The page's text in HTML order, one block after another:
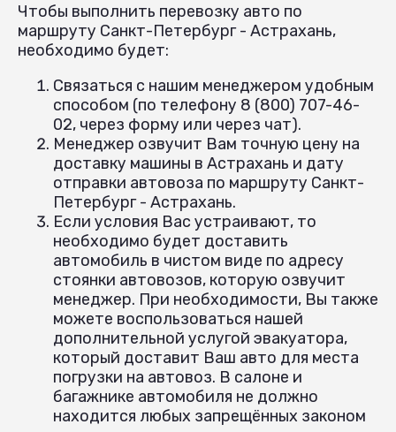
Чтобы выполнить перевозку авто по
маршруту Санкт-Петербург - Астрахань,
необходимо будет:
Связаться с нашим менеджером удобным
способом (по телефону 8 (800) 707-46-
02, через форму или через чат).
Менеджер озвучит Вам точную цену на
доставку машины в Астрахань и дату
отправки автовоза по маршруту Санкт-
Петербург - Астрахань.
Если условия Вас устраивают, то
необходимо будет доставить
автомобиль в чистом виде по адресу
стоянки автовозов, которую озвучит
менеджер. При необходимости, Вы также
можете воспользоваться нашей
дополнительной услугой эвакуатора,
который доставит Ваш авто для места
погрузки на автовоз. В салоне и
багажнике автомобиля не должно
находится любых запрещённых законом